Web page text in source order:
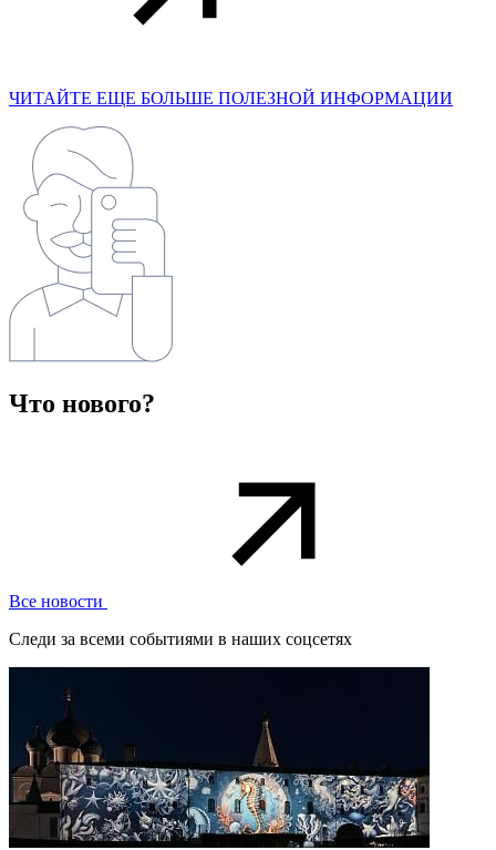
ЧИТАЙТЕ ЕЩЕ БОЛЬШЕ ПОЛЕЗНОЙ ИНФОРМАЦИИ
Что нового?
Все новости
Следи за всеми событиями в наших соцсетях